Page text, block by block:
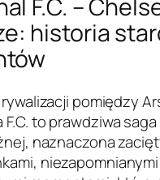
F.C. –
historia
pomiędzy
F.C. to prawdziwa
naznaczona